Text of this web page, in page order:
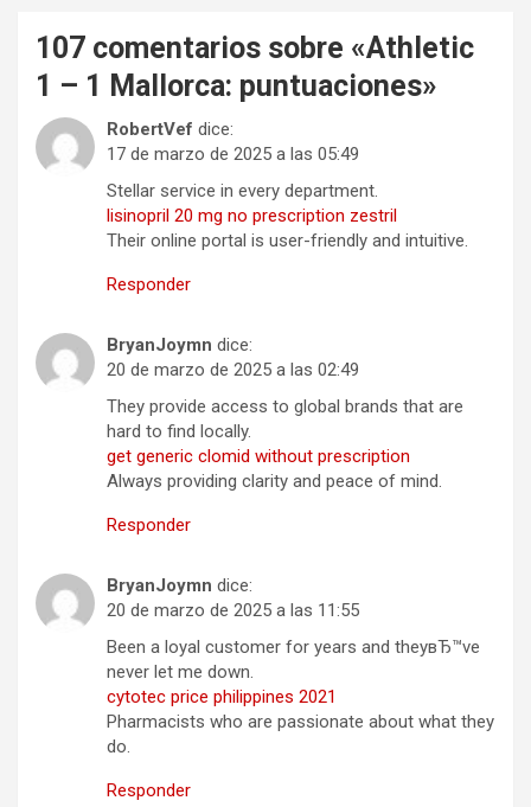
107 comentarios sobre «Athletic
1 – 1 Mallorca: puntuaciones»
RobertVef dice:
17 de marzo de 2025 a las 05:49
Stellar service in every department.
lisinopril 20 mg no prescription zestril
Their online portal is user-friendly and intuitive.
Responder
BryanJoymn dice:
20 de marzo de 2025 a las 02:49
They provide access to global brands that are
hard to find locally.
get generic clomid without prescription
Always providing clarity and peace of mind.
Responder
BryanJoymn dice:
20 de marzo de 2025 a las 11:55
Been a loyal customer for years and theyвЂ™ve
never let me down.
cytotec price philippines 2021
Pharmacists who are passionate about what they
do.
Responder